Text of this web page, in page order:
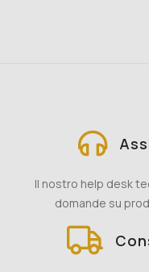
Il nostro help desk
domande su